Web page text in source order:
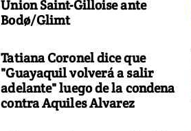
Union Saint-Gilloise ante
Bodø/Glimt
Tatiana Coronel dice que
"Guayaquil volverá a salir
adelante" luego de la condena
contra Aquiles Alvarez